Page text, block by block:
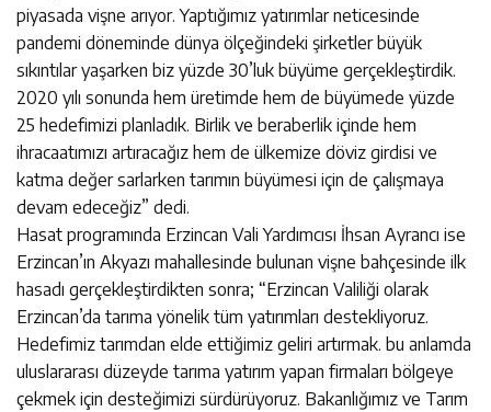
piyasada vişne arıyor. Yaptığımız yatırımlar neticesinde
pandemi döneminde dünya ölçeğindeki şirketler büyük
sıkıntılar yaşarken biz yüzde 30’luk büyüme gerçekleştirdik.
2020 yılı sonunda hem üretimde hem de büyümede yüzde
25 hedefimizi planladık. Birlik ve beraberlik içinde hem
ihracaatımızı artıracağız hem de ülkemize döviz girdisi ve
katma değer sarlarken tarımın büyümesi için de çalışmaya
devam edeceğiz” dedi.
Hasat programında Erzincan Vali Yardımcısı İhsan Ayrancı ise
Erzincan’ın Akyazı mahallesinde bulunan vişne bahçesinde ilk
hasadı gerçekleştirdikten sonra; “Erzincan Valiliği olarak
Erzincan’da tarıma yönelik tüm yatırımları destekliyoruz.
Hedefimiz tarımdan elde ettiğimiz geliri artırmak. bu anlamda
uluslararası düzeyde tarıma yatırım yapan firmaları bölgeye
çekmek için desteğimizi sürdürüyoruz. Bakanlığımız ve Tarım